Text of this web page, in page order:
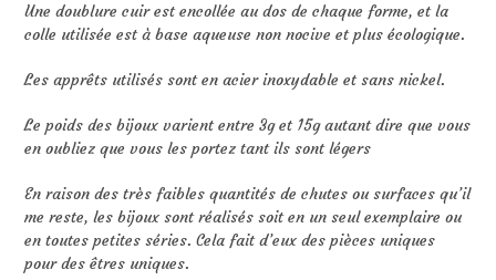
Une doublure cuir est encollée au dos de chaque forme, et la
colle utilisée est à base aqueuse non nocive et plus écologique.
Les apprêts utilisés sont en acier inoxydable et sans nickel.
Le poids des bijoux varient entre 3g et 15g autant dire que vous
en oubliez que vous les portez tant ils sont légers
En raison des très faibles quantités de chutes ou surfaces qu’il
me reste, les bijoux sont réalisés soit en un seul exemplaire ou
en toutes petites séries. Cela fait d’eux des pièces uniques
pour des êtres uniques.